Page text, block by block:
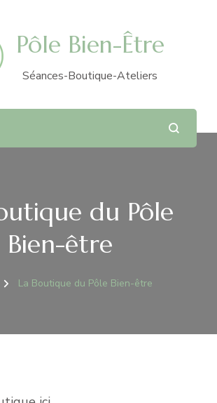
Pôle Bien-Être
Séances-Boutique-Ateliers
du Pôle
Bien-être
La Boutique du Pôle Bien-être